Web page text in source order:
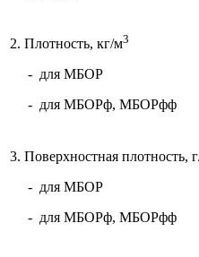
2. Плотность, кг/м3
- для МБОР
- для МБОРф, МБОРфф
3. Поверхностная плотность,
- для МБОР
- для МБОРф, МБОРфф